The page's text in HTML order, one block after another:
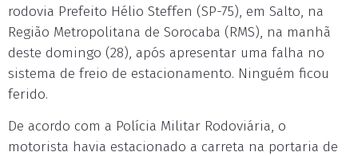
rodovia Prefeito Hélio Steffen (SP-75), em Salto, na
Região Metropolitana de Sorocaba (RMS), na manhã
deste domingo (28), após apresentar uma falha no
sistema de freio de estacionamento. Ninguém ficou
ferido.
De acordo com a Polícia Militar Rodoviária, o
motorista havia estacionado a carreta na portaria de